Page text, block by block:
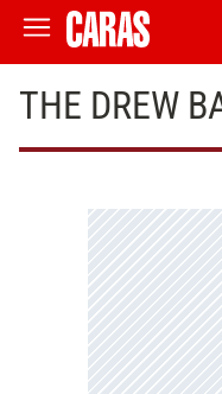
THE DREW